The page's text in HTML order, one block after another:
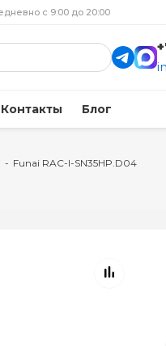
с 9:00 до 20:00
Контакты Блог
- Funai RAC-I-SN35HP.D04